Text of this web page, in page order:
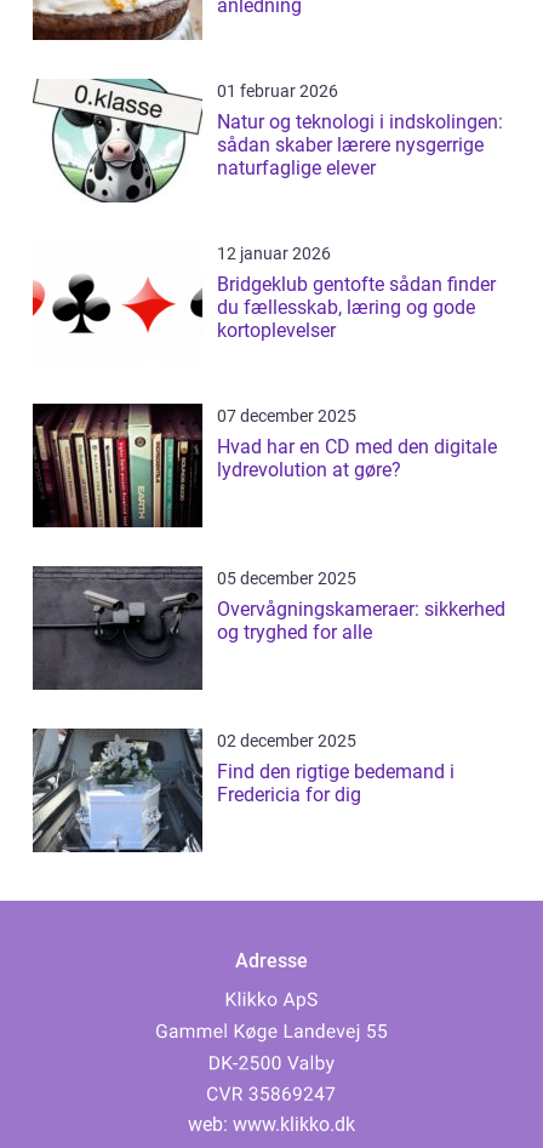
anledning
01 februar 2026
Natur og teknologi i indskolingen:
sådan skaber lærere nysgerrige
naturfaglige elever
12 januar 2026
Bridgeklub gentofte sådan finder
du fællesskab, læring og gode
kortoplevelser
07 december 2025
Hvad har en CD med den digitale
lydrevolution at gøre?
05 december 2025
Overvågningskameraer: sikkerhed
og tryghed for alle
02 december 2025
Find den rigtige bedemand i
Fredericia for dig
Adresse
web: www.klikko.dk